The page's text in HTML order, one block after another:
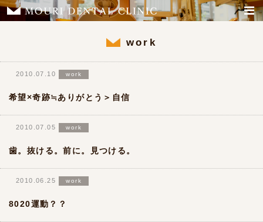
work
2010.07.10 work
希望×奇跡≒ありがとう＞自信
2010.07.05 work
歯。抜ける。前に。見つける。
2010.06.25 work
8020運動？？